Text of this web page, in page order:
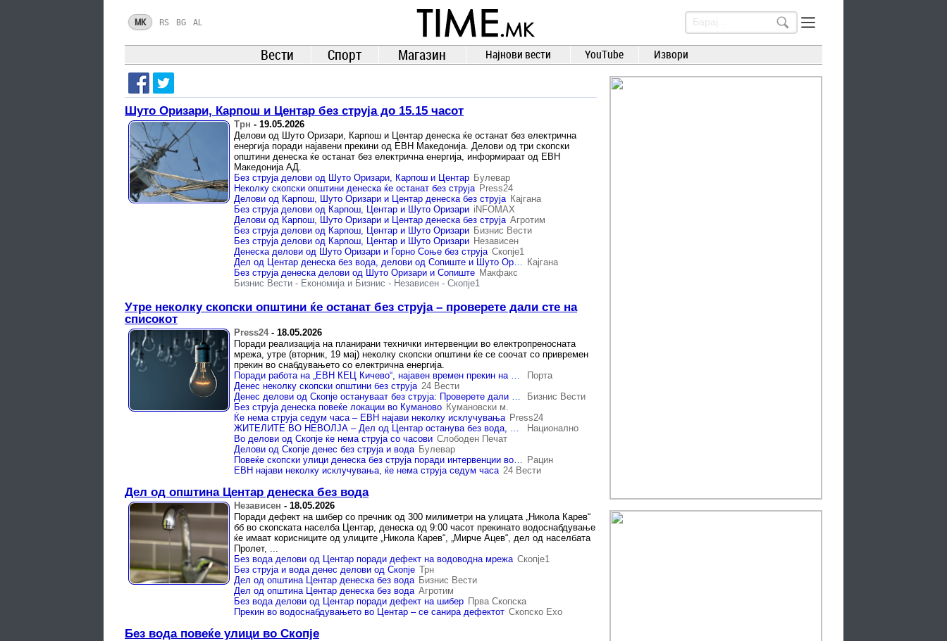
TIME.mk
ВЕСТИ
NEWS
MK RS BG AL
Вести Спорт Магазин Најнови вести YouTube Извори
Шуто Оризари, Карпош и Центар без струја до 15.15 часот
Трн - 19.05.2026
Делови од Шуто Оризари, Карпош и Центар денеска ќе останат без електрична
енергија поради најавени прекини од ЕВН Македонија. Делови од три скопски
општини денеска ќе останат без електрична енергија, информираат од ЕВН
Македонија АД.
Без струја делови од Шуто Оризари, Карпош и Центар Булевар
Неколку скопски општини денеска ќе останат без струја Press24
Делови од Карпош, Шуто Оризари и Центар денеска без струја Кајгана
Без струја делови од Карпош, Центар и Шуто Оризари iNFOMAX
Делови од Карпош, Шуто Оризари и Центар денеска без струја Агротим
Без струја делови од Карпош, Центар и Шуто Оризари Бизнис Вести
Без струја делови од Карпош, Центар и Шуто Оризари Независен
Денеска делови од Шуто Оризари и Горно Соње без струја Скопје1
Дел од Центар денеска без вода, делови од Сопиште и Шуто Оризари без струја Кајгана
Без струја денеска делови од Шуто Оризари и Сопиште Макфакс
Бизнис Вести - Економија и Бизнис - Независен - Скопје1
Утре неколку скопски општини ќе останат без струја – проверете дали сте на
списокот
Press24- 18.05.2026
Поради реализација на планирани технички интервенции во електропреносната
мрежа, утре (вторник, 19 мај) неколку скопски општини ќе се соочат со привремен
прекин во снабдувањето со електрична енергија.
Поради работа на „ЕВН КЕЦ Кичево“, најавен времен прекин на електрична енергија за домаќинствата во овие населби и улици
Порта
Денес неколку скопски општини без струја 24 Вести
Денес делови од Скопје остануваат без струја: Проверете дали сте на списокот
Бизнис Вести
Без струја денеска повеќе локации во Куманово Кумановски м.
Ќе нема струја седум часа – ЕВН најави неколку исклучувања Press24
ЖИТЕЛИТЕ ВО НЕВОЛЈА – Дел од Центар останува без вода, а две општини без струја
Национално
Во делови од Скопје ќе нема струја со часови Слободен Печат
Делови од Скопје денес без струја и вода Булевар
Повеќе скопски улици денеска без струја поради интервенции во мрежата Рацин
ЕВН најави неколку исклучувања, ќе нема струја седум часа 24 Вести
Дел од општина Центар денеска без вода
Независен - 18.05.2026
Поради дефект на шибер со пречник од 300 милиметри на улицата „Никола Карев“
бб во скопската населба Центар, денеска од 9:00 часот прекинато водоснабдување
ќе имаат корисниците од улиците „Никола Карев“, „Мирче Ацев“, дел од населбата
Пролет, ...
Без вода делови од Центар поради дефект на водоводна мрежа Скопје1
Без струја и вода денес делови од Скопје Трн
Дел од општина Центар денеска без вода Бизнис Вести
Дел од општина Центар денеска без вода Агротим
Без вода делови од Центар поради дефект на шибер Прва Скопска
Прекин во водоснабдувањето во Центар – се санира дефектот Скопско Ехо
Без вода повеќе улици во Скопје